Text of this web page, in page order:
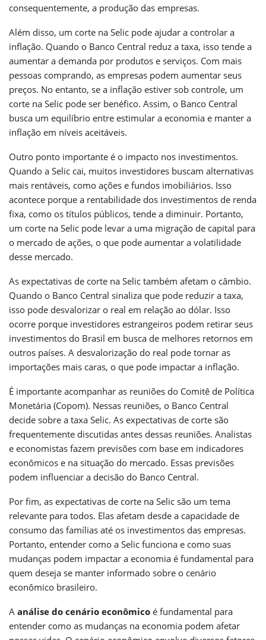
consequentemente, a produção das empresas.
Além disso, um corte na Selic pode ajudar a controlar a
inflação. Quando o Banco Central reduz a taxa, isso tende a
aumentar a demanda por produtos e serviços. Com mais
pessoas comprando, as empresas podem aumentar seus
preços. No entanto, se a inflação estiver sob controle, um
corte na Selic pode ser benéfico. Assim, o Banco Central
busca um equilíbrio entre estimular a economia e manter a
inflação em níveis aceitáveis.
Outro ponto importante é o impacto nos investimentos.
Quando a Selic cai, muitos investidores buscam alternativas
mais rentáveis, como ações e fundos imobiliários. Isso
acontece porque a rentabilidade dos investimentos de renda
fixa, como os títulos públicos, tende a diminuir. Portanto,
um corte na Selic pode levar a uma migração de capital para
o mercado de ações, o que pode aumentar a volatilidade
desse mercado.
As expectativas de corte na Selic também afetam o câmbio.
Quando o Banco Central sinaliza que pode reduzir a taxa,
isso pode desvalorizar o real em relação ao dólar. Isso
ocorre porque investidores estrangeiros podem retirar seus
investimentos do Brasil em busca de melhores retornos em
outros países. A desvalorização do real pode tornar as
importações mais caras, o que pode impactar a inflação.
É importante acompanhar as reuniões do Comitê de Política
Monetária (Copom). Nessas reuniões, o Banco Central
decide sobre a taxa Selic. As expectativas de corte são
frequentemente discutidas antes dessas reuniões. Analistas
e economistas fazem previsões com base em indicadores
econômicos e na situação do mercado. Essas previsões
podem influenciar a decisão do Banco Central.
Por fim, as expectativas de corte na Selic são um tema
relevante para todos. Elas afetam desde a capacidade de
consumo das famílias até os investimentos das empresas.
Portanto, entender como a Selic funciona e como suas
mudanças podem impactar a economia é fundamental para
quem deseja se manter informado sobre o cenário
econômico brasileiro.
A análise do cenário econômico é fundamental para
entender como as mudanças na economia podem afetar